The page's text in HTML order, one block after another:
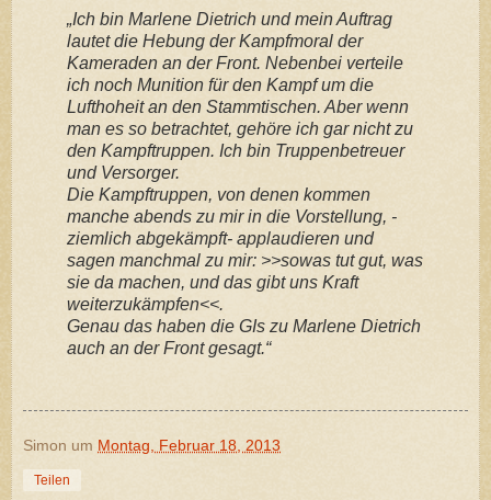
„Ich bin Marlene Dietrich und mein Auftrag
lautet die Hebung der Kampfmoral der
Kameraden an der Front. Nebenbei verteile
ich noch Munition für den Kampf um die
Lufthoheit an den Stammtischen. Aber wenn
man es so betrachtet, gehöre ich gar nicht zu
den Kampftruppen. Ich bin Truppenbetreuer
und Versorger.
Die Kampftruppen, von denen kommen
manche abends zu mir in die Vorstellung, -
ziemlich abgekämpft- applaudieren und
sagen manchmal zu mir: >>sowas tut gut, was
sie da machen, und das gibt uns Kraft
weiterzukämpfen<<.
Genau das haben die GIs zu Marlene Dietrich
auch an der Front gesagt.“
Simon um Montag, Februar 18, 2013
Teilen